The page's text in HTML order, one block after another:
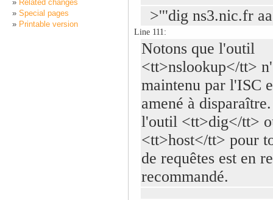
>'''dig ns3.nic.fr
Line 111:
Notons que l'outil
<tt>nslookup</tt>
maintenu par l'ISC
amené à
l'outil <tt>dig</tt>
<tt>host</tt> pour
de requêtes est en
recommandé.
Related changes
Special pages
Printable version